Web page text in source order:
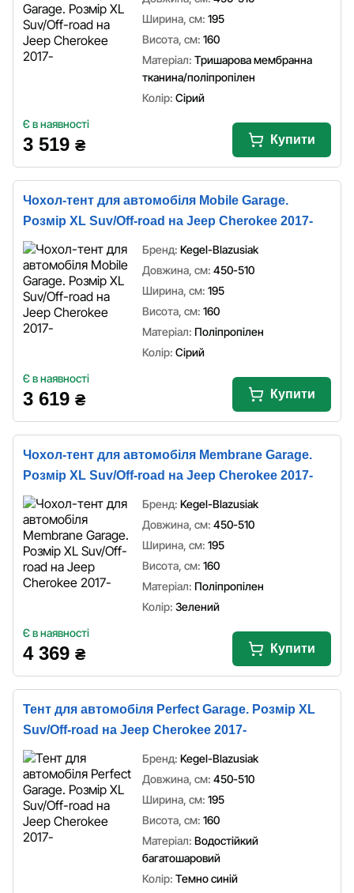
Ширина, см: 195
Висота, см: 160
Матеріал: Тришарова мембранна
тканина/поліпропілен
Колір: Сірий
Є в наявності
3 519 ₴ Купити
Чохол-тент для автомобіля Mobile Garage.
Розмір XL Suv/Off-road на Jeep Cherokee 2017-
Бренд: Kegel-Blazusiak
Довжина, см: 450-510
Ширина, см: 195
Висота, см: 160
Матеріал: Поліпропілен
Колір: Сірий
Є в наявності
3 619 ₴ Купити
Чохол-тент для автомобіля Membrane Garage.
Розмір XL Suv/Off-road на Jeep Cherokee 2017-
Бренд: Kegel-Blazusiak
Довжина, см: 450-510
Ширина, см: 195
Висота, см: 160
Матеріал: Поліпропілен
Колір: Зелений
Є в наявності
4 369 ₴ Купити
Тент для автомобіля Perfect Garage. Розмір XL
Suv/Off-road на Jeep Cherokee 2017-
Бренд: Kegel-Blazusiak
Довжина, см: 450-510
Ширина, см: 195
Висота, см: 160
Матеріал: Водостійкий
багатошаровий
Колір: Темно синій